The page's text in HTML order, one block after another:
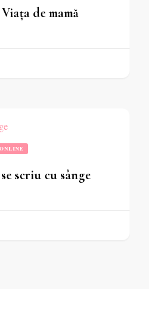
de mamă
scriu cu sânge